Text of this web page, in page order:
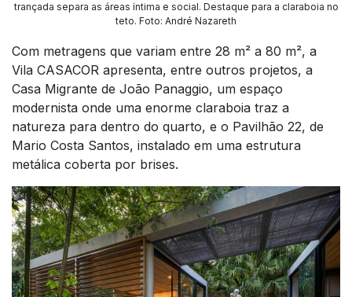
trançada separa as áreas íntima e social. Destaque para a claraboia no
teto. Foto: André Nazareth
Com metragens que variam entre 28 m² a 80 m², a
Vila CASACOR apresenta, entre outros projetos, a
Casa Migrante de João Panaggio, um espaço
modernista onde uma enorme claraboia traz a
natureza para dentro do quarto, e o Pavilhão 22, de
Mario Costa Santos, instalado em uma estrutura
metálica coberta por brises.